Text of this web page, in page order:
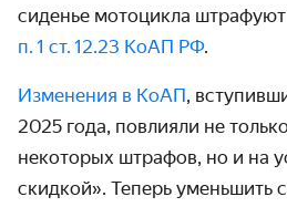
сиденье мотоцикла
п. 1 ст. 12.23 КоАП РФ.
Изменения в КоАП,
2025 года, повлияли не
некоторых штрафов, но и на
скидкой». Теперь уменьшить